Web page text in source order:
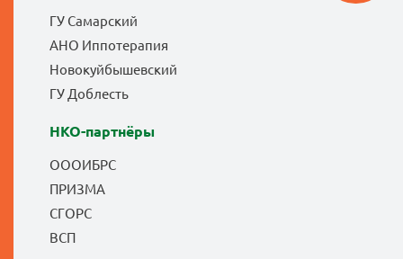
ГУ Самарский
АНО Иппотерапия
Новокуйбышевский
ГУ Доблесть
НКО-партнёры
ОООИБРС
ПРИЗМА
СГОРС
ВСП